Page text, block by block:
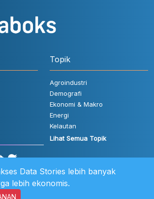
Topik
Agroindustri
Demografi
Ekonomi & Makro
Energi
Kelautan
Lihat Semua Topik
Data Stories lebih banyak
lebih ekonomis.